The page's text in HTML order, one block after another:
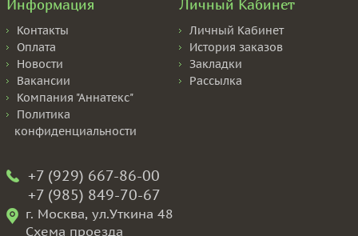
Информация
Контакты
Оплата
Новости
Вакансии
Компания "Аннатекс"
Политика
конфиденциальности
Личный Кабинет
Личный Кабинет
История заказов
Закладки
Рассылка
+7 (929) 667-86-00
+7 (985) 849-70-67
г. Москва, ул.Уткина 48
Схема проезда